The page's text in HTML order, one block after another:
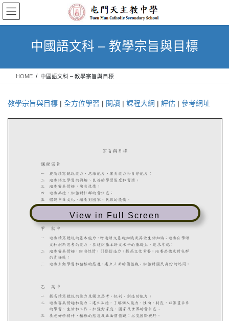
Skip
the
Skip
the
中國語文科 – 教學宗旨與目標
HOME 中國語文科 – 教學宗旨與目標
教學宗旨與目標 | 全方位學習 | 閱讀 | 課程大綱 | 評估 | 參考網址
View in Full Screen